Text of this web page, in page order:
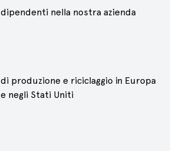
dipendenti nella nostra azienda
di produzione e riciclaggio in Europa
e negli Stati Uniti